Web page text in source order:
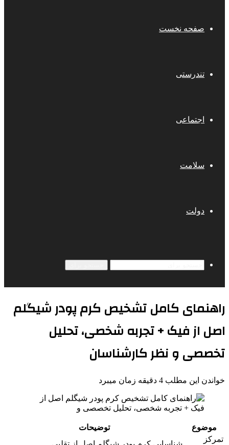
صفحه نخست
تندرستی
اجتماعی
سلامت
دولت
راهنمای کامل تشخیص کرم پودر شیگلم
اصل از فیک + تجربه شخصی، تحلیل
تخصصی و نظر کارشناسان
خواندن این مطلب 4 دقیقه زمان میبرد
موضوع
توضیحات
تمرکز